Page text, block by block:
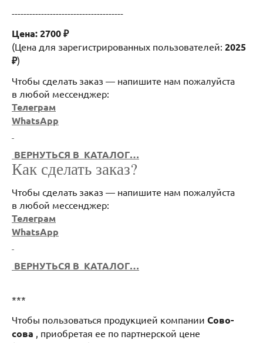
--------------------------------------
Цена: 2700 ₽
(Цена для зарегистрированных пользователей: 2025
₽)
Чтобы сделать заказ — напишите нам пожалуйста
в любой мессенджер:
Телеграм
WhatsApp
ВЕРНУТЬСЯ В КАТАЛОГ…
Как сделать заказ?
Чтобы сделать заказ — напишите нам пожалуйста
в любой мессенджер:
Телеграм
WhatsApp
ВЕРНУТЬСЯ В КАТАЛОГ…
***
Чтобы пользоваться продукцией компании Сово-
сова
, приобретая ее по партнерской цене